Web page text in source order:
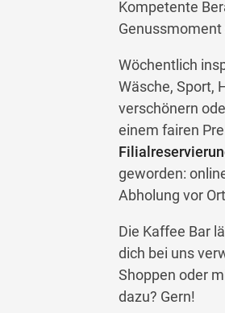
Kompetente
Wöchentlich
Wäsche, Sport,
verschönern
einem fairen
geworden:
Abholung vor
Die Kaffee Bar
dich bei uns
Shoppen oder
dazu? Gern!